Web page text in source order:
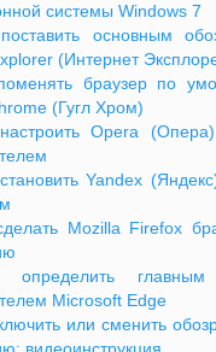
системы Windows 7
основным
(Интернет
браузер по
(Гугл Хром)
Opera
Yandex
Mozilla Firefox
главным
Microsoft Edge
или сменить